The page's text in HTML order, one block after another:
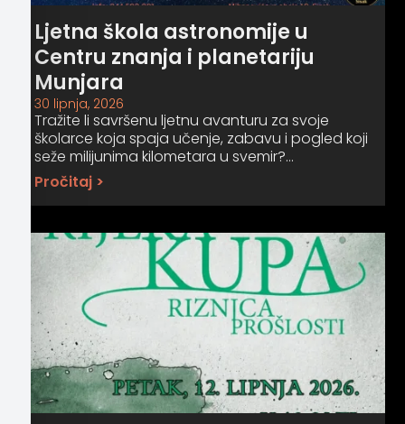
Ljetna škola astronomije u
Centru znanja i planetariju
Munjara
30 lipnja, 2026
Tražite li savršenu ljetnu avanturu za svoje
školarce koja spaja učenje, zabavu i pogled koji
seže milijunima kilometara u svemir?…
Pročitaj >